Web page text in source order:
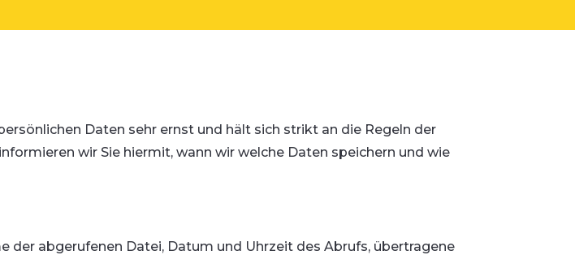
Daten sehr ernst und hält sich strikt an die Regeln der
wir Sie hiermit, wann wir welche Daten speichern und wie
der abgerufenen Datei, Datum und Uhrzeit des Abrufs, übertragene